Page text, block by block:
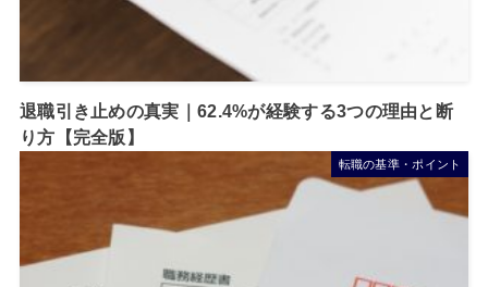
退職引き止めの真実｜62.4%が経験する3つの理由と断
り方【完全版】
転職の基準・ポイント